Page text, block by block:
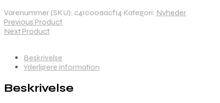
Varenummer (SKU): c41c00aacf14 Kategori: Nyheder
Previous Product
Next Product
Beskrivelse
Yderligere information
Beskrivelse